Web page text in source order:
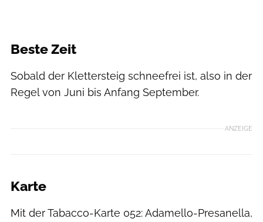
Beste Zeit
Sobald der Klettersteig schneefrei ist, also in der
Regel von Juni bis Anfang September.
ANZEIGE
Karte
Mit der Tabacco-Karte 052: Adamello-Presanella,